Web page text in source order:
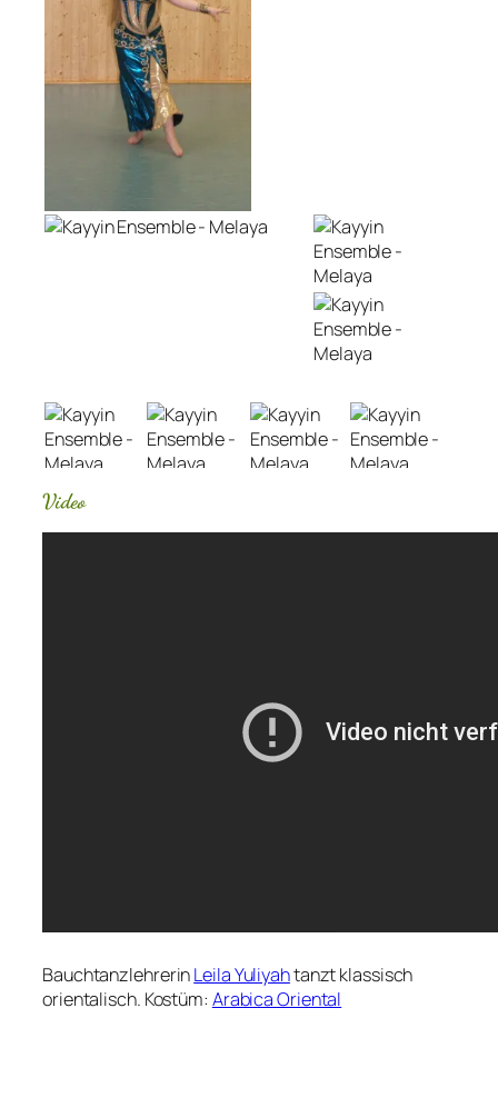
Video
BauchtanzlehrerinLeila Yuliyahtanzt klassisch
orientalisch. Kostüm: Arabica Oriental